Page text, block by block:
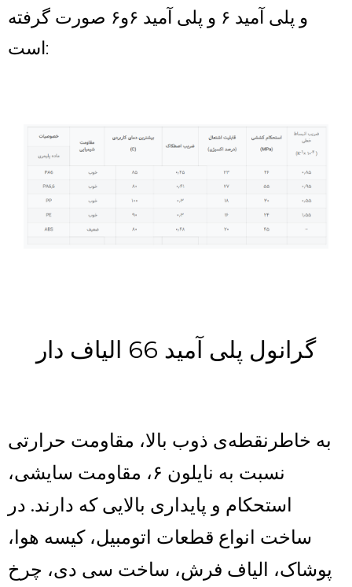
و پلی آمید ۶ و پلی آمید ۶و۶ صورت گرفته
است:
گرانول پلی آمید 66 الیاف دار
به خاطرنقطه‌ی ذوب بالا، مقاومت حرارتی
نسبت به نایلون ۶، مقاومت سایشی،
استحکام و پایداری بالایی که دارند. در
ساخت انواع قطعات اتومبیل، کیسه هوا،
پوشاک، الیاف فرش، ساخت سی دی، چرخ